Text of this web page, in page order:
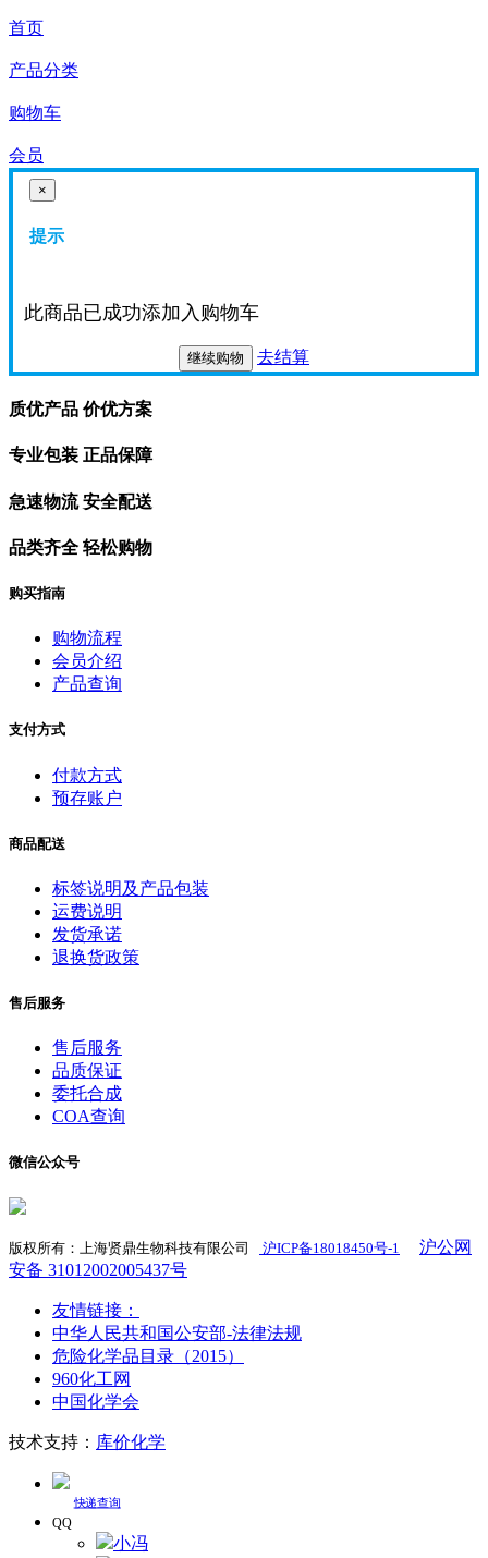
首页
产品分类
购物车
会员
×
提示
此商品已成功添加入购物车
继续购物 去结算
质优产品 价优方案
专业包装 正品保障
急速物流 安全配送
品类齐全 轻松购物
购买指南
购物流程
会员介绍
产品查询
支付方式
付款方式
预存账户
商品配送
标签说明及产品包装
运费说明
发货承诺
退换货政策
售后服务
售后服务
品质保证
委托合成
COA查询
微信公众号
版权所有：上海贤鼎生物科技有限公司 沪ICP备18018450号-1
沪公网
安备 31012002005437号
友情链接：
中华人民共和国公安部-法律法规
危险化学品目录（2015）
960化工网
中国化学会
技术支持： 库价化学
快递查询
QQ
小冯